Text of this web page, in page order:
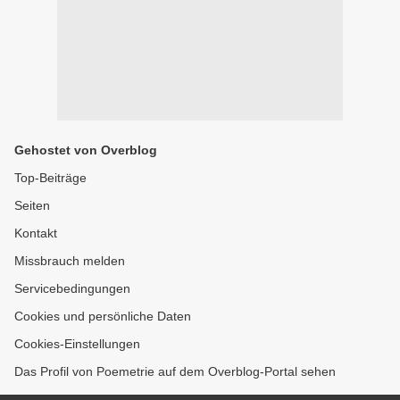
Gehostet von Overblog
Top-Beiträge
Seiten
Kontakt
Missbrauch melden
Servicebedingungen
Cookies und persönliche Daten
Cookies-Einstellungen
Das Profil von Poemetrie auf dem Overblog-Portal sehen